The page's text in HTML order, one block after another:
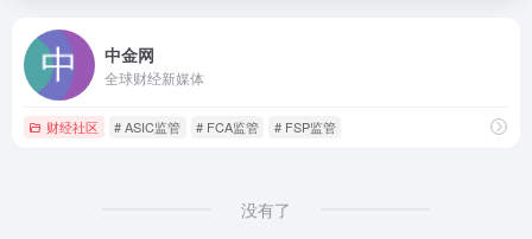
中金网
全球财经新媒体
财经社区 # ASIC监管 # FCA监管 # FSP监管
没有了